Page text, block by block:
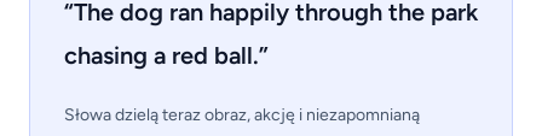
“The dog ran happily through the park
chasing a red ball.”
Słowa dzielą teraz obraz, akcję i niezapomnianą